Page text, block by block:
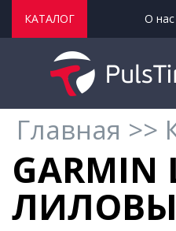
КАТАЛОГ О нас
Главная >>